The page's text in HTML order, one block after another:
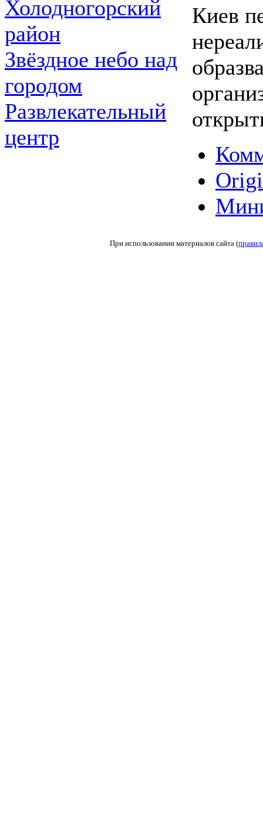
Холодногорский
район
Звёздное небо над
городом
Развлекательный
центр
Киев
При использовании материалов сайта (